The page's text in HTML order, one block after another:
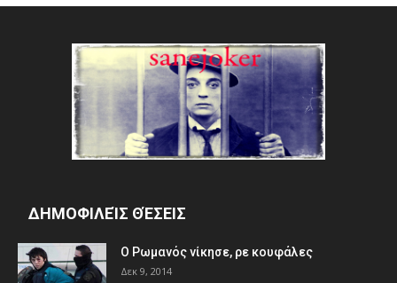
ΔΗΜΟΦΙΛΕΊΣ ΘΈΣΕΙΣ
Ο Ρωμανός νίκησε, ρε κουφάλες
Δεκ 9, 2014